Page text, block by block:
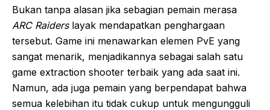
Bukan tanpa alasan jika sebagian pemain merasa
ARC Raiderslayak mendapatkan penghargaan
tersebut. Game ini menawarkan elemen PvE yang
sangat menarik, menjadikannya sebagai salah satu
game extraction shooter terbaik yang ada saat ini.
Namun, ada juga pemain yang berpendapat bahwa
semua kelebihan itu tidak cukup untuk mengungguli